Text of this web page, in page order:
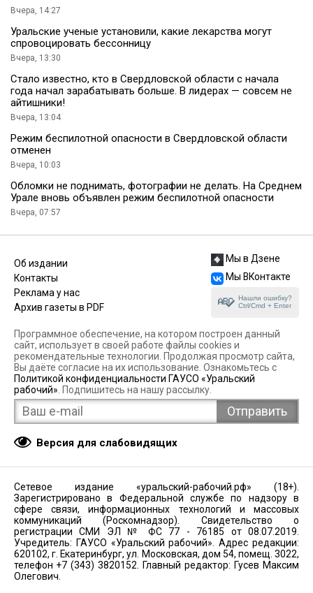
Вчера, 14:27
Уральские ученые установили, какие лекарства могут
спровоцировать бессонницу
Вчера, 13:30
Стало известно, кто в Свердловской области с начала
года начал зарабатывать больше. В лидерах — совсем не
айтишники!
Вчера, 13:04
Режим беспилотной опасности в Свердловской области
отменен
Вчера, 10:03
Обломки не поднимать, фотографии не делать. На Среднем
Урале вновь объявлен режим беспилотной опасности
Вчера, 07:57
Об издании
Контакты
Реклама у нас
Архив газеты в PDF
Мы в Дзене
Мы ВКонтакте
Нашли ошибку?
Ctrl/Cmd + Enter
Программное обеспечение, на котором построен данный
сайт, использует в своей работе файлы cookies и
рекомендательные технологии. Продолжая просмотр сайта,
Вы даёте согласие на их использование. Ознакомьтесь с
Политикой конфиденциальности ГАУСО «Уральский
рабочий» . Подпишитесь на нашу рассылку.
Версия для слабовидящих
Сетевое издание «уральский-рабочий.рф» (18+).
Зарегистрировано в Федеральной службе по надзору в
сфере связи, информационных технологий и массовых
коммуникаций (Роскомнадзор). Свидетельство о
регистрации СМИ ЭЛ № ФС 77 - 76185 от 08.07.2019.
Учредитель: ГАУСО «Уральский рабочий». Адрес редакции:
620102, г. Екатеринбург, ул. Московская, дом 54, помещ. 3022,
телефон +7 (343) 3820152. Главный редактор: Гусев Максим
Олегович.